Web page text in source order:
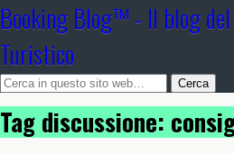
Booking Blog™ - Il blog
Turistico
Tag discussione: